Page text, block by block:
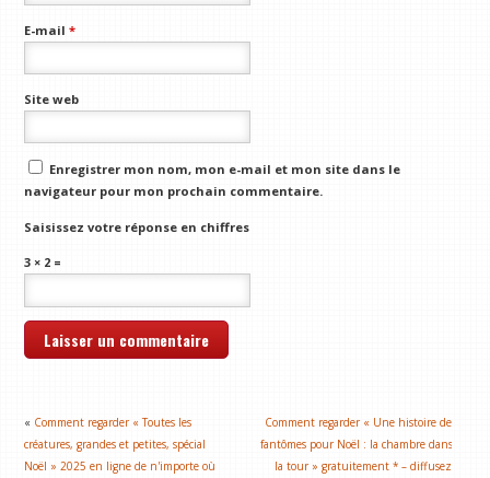
E-mail*
Site web
Enregistrer mon nom, mon e-mail et mon site dans le
navigateur pour mon prochain commentaire.
Saisissez votre réponse en chiffres
3 × 2 =
« Comment regarder « Toutes les
créatures, grandes et petites, spécial
Noël » 2025 en ligne de n'importe où
Comment regarder « Une histoire de
fantômes pour Noël : la chambre dans
la tour » gratuitement * – diffusez